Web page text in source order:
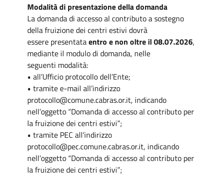
Modalità di presentazione della domanda
La domanda di accesso al contributo a sostegno
della fruizione dei centri estivi dovrà
essere presentataentro e non oltre il 08.07.2026,
mediante il modulo di domanda, nelle
seguenti modalità:
• all’Ufficio protocollo dell’Ente;
• tramite e-mail all’indirizzo
protocollo@comune.cabras.or.it, indicando
nell’oggetto “Domanda di accesso al contributo per
la fruizione dei centri estivi”;
• tramite PEC all’indirizzo
protocollo@pec.comune.cabras.or.it, indicando
nell’oggetto “Domanda di accesso al contributo per
la fruizione dei centri estivi”;